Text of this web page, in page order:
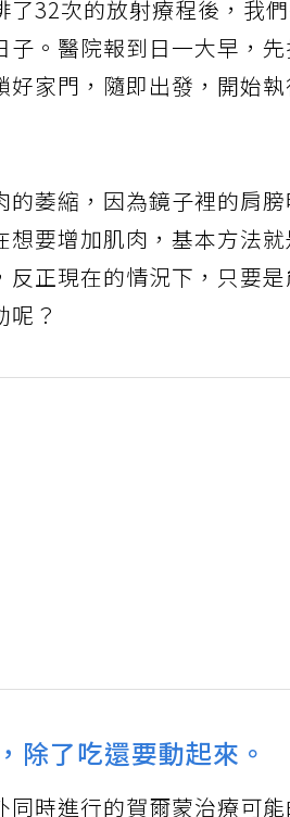
32次的放射療程後，我
。醫院報到日一大早，
家門，隨即出發，開始
萎縮，因為鏡子裡的肩
要增加肌肉，基本方法
正現在的情況下，只要
？
除了吃還要動起來。